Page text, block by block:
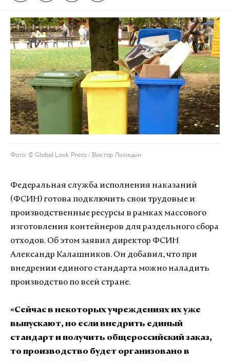
Фото: © Global Look Press / Виктор Лисицын
Федеральная служба исполнения наказаний
(ФСИН) готова подключить свои трудовые и
производственные ресурсы в рамках массового
изготовления контейнеров для раздельного сбора
отходов. Об этом заявил директор ФСИН
Александр Калашников. Он добавил, что при
внедрении единого стандарта можно наладить
производство по всей стране.
«Сейчас в некоторых учреждениях их уже
выпускают, но если внедрить единый
стандарт и получить общероссийский заказ,
то производство будет организовано в